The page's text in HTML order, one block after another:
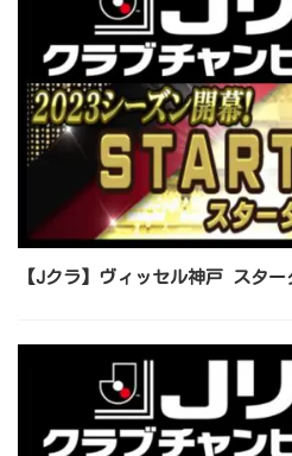
【Jクラ】ヴィッセル神戸 スタ